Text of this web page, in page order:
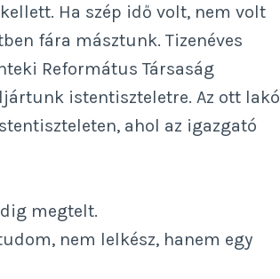
Ha szép idő volt, nem volt
fára másztunk. Tizenéves
Református Társaság
istentiszteletre. Az ott lakó
ahol az igazgató
megtelt.
nem lelkész, hanem egy